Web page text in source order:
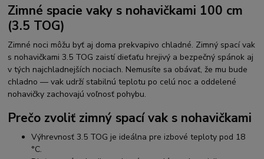
Zimné spacie vaky s nohavičkami 100 cm
(3.5 TOG)
Zimné noci môžu byť aj doma prekvapivo chladné. Zimný spací vak
s nohavičkami 3.5 TOG zaistí dieťaťu hrejivý a bezpečný spánok aj
v tých najchladnejších nociach. Nemusíte sa obávať, že mu bude
chladno — vak udrží stabilnú teplotu po celú noc a oddelené
nohavičky zachovajú voľnosť pohybu.
Prečo zvoliť zimný spací vak s nohavičkami
Výhrevnosť 3.5 TOG je ideálna pre izbové teploty pod 18
°C.